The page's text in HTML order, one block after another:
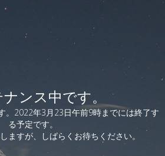
ンス中です。
。2022年3月23日午前9時までには終了す
る予定です。
ますが、しばらくお待ちください。